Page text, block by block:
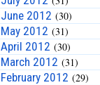
June 2012 (30)
May 2012 (31)
April 2012 (30)
March 2012 (31)
February 2012 (29)